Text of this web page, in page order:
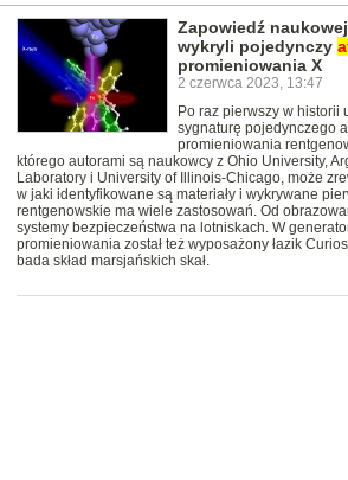
Zapowiedź
wykryli pojedynczy
promieniowania X
2 czerwca 2023, 13:47
Po raz pierwszy w historii
sygnaturę pojedynczego
promieniowania
którego autorami są naukowcy z Ohio University,
Laboratory i University of Illinois-Chicago, może
w jaki identyfikowane są materiały i wykrywane
rentgenowskie ma wiele zastosowań. Od
systemy bezpieczeństwa na lotniskach. W
promieniowania został też wyposażony łazik
bada skład marsjańskich skał.